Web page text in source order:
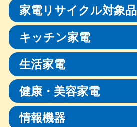
家電リサイクル対象品
キッチン家電
生活家電
健康・美容家電
情報機器